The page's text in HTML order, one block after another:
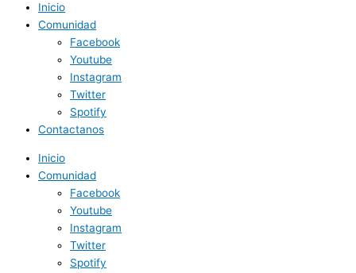
Inicio
Comunidad
Facebook
Youtube
Instagram
Twitter
Spotify
Contactanos
Inicio
Comunidad
Facebook
Youtube
Instagram
Twitter
Spotify